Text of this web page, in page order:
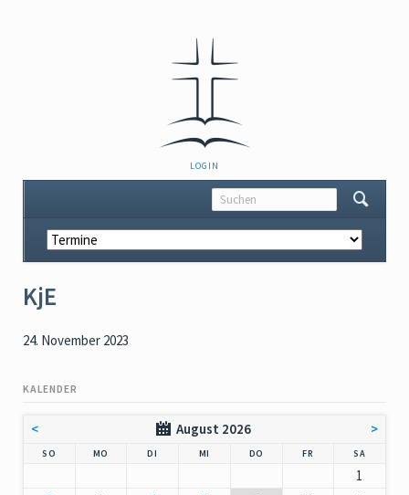
NAVIGATION
ÜBERSPRINGEN
LOGIN
Navigation
überspringen
KjE
24. November 2023
KALENDER
< August 2026 >
SO MO DI MI DO NNERSTAG
FR SAMSTAG
1